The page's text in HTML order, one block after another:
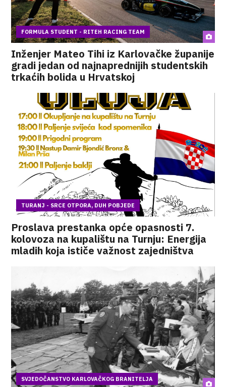
FORMULA STUDENT - RITEH RACING TEAM
Inženjer Mateo Tihi iz Karlovačke županije
gradi jedan od najnaprednijih studentskih
trkaćih bolida u Hrvatskoj
TURANJ - SRCE OTPORA, DUH POBJEDE
Proslava prestanka opće opasnosti 7.
kolovoza na kupalištu na Turnju: Energija
mladih koja ističe važnost zajedništva
SVJEDOČANSTVO KARLOVAČKOG BRANITELJA